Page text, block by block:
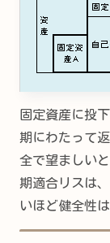
固定資産に投
期にわたって
全で望ましい
期適合リスは
いほど健全性